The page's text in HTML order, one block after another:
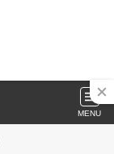
MENU